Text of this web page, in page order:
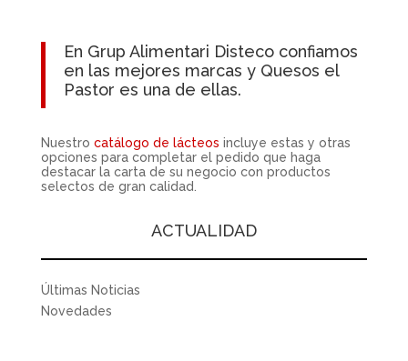
En Grup Alimentari Distecoconfiamos
en las mejores marcas y Quesos el
Pastor es una de ellas.
Nuestro catálogo de lácteos incluye estas y otras
opciones para completar el pedido que haga
destacar la carta de su negocio con productos
selectos de gran calidad.
ACTUALIDAD
Últimas Noticias
Novedades